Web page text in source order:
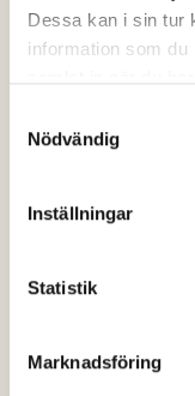
Dessa kan i sin tur
information som du
Nödvändig
Inställningar
Statistik
Marknadsföring
Soilfood